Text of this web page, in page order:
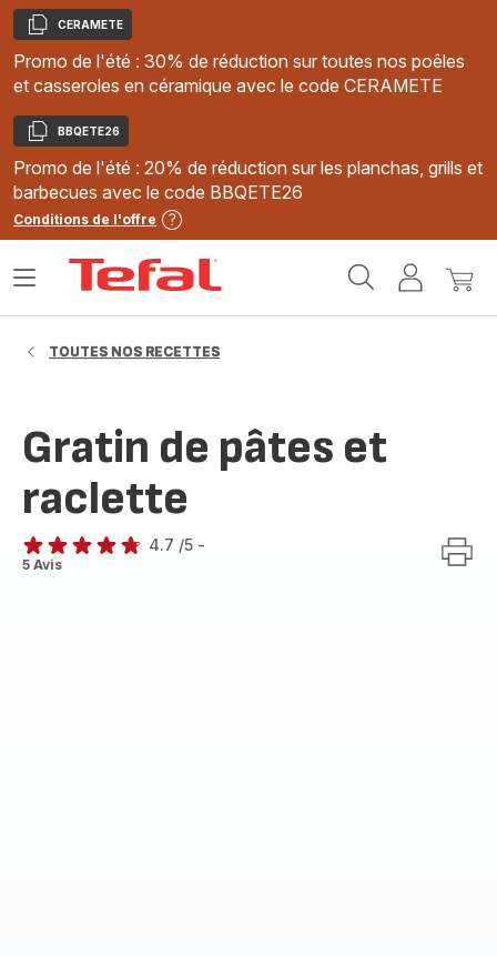
Copier
CERAMETE
Promo de l'été : 30% de réduction sur toutes nos poêles
et casseroles en céramique avec le code CERAMETE
Copier
BBQETE26
Promo de l'été : 20% de réduction sur les planchas, grills et
barbecues avec le code BBQETE26
Conditions de l'offre
MonMon
Ouvrir
TOUTES NOS RECETTES
Gratin de pâtes et
raclette
ratings.4.7
4.7 /5 -
5 Avis